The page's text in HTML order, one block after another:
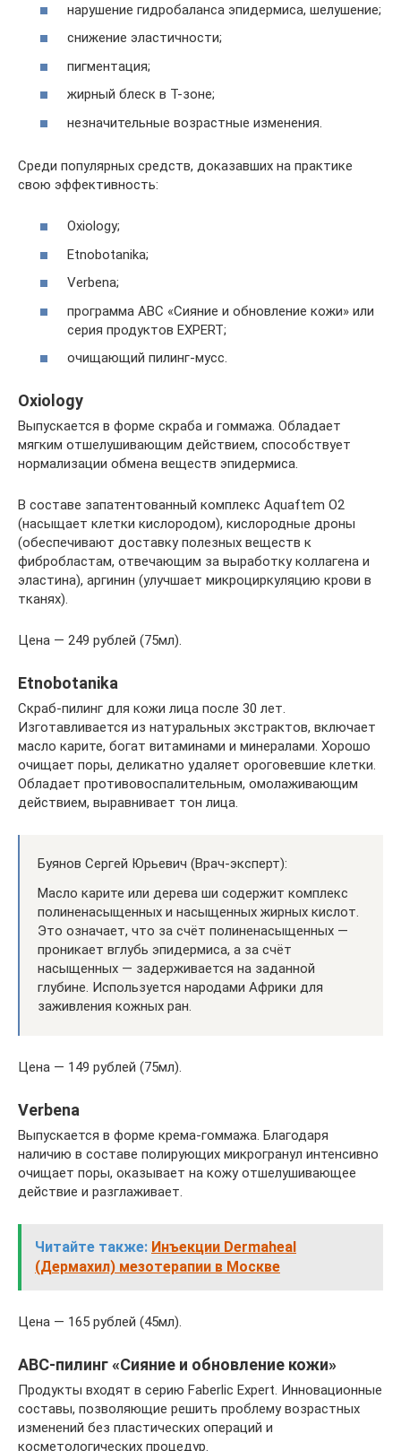
нарушение гидробаланса эпидермиса, шелушение;
снижение эластичности;
пигментация;
жирный блеск в Т-зоне;
незначительные возрастные изменения.
Среди популярных средств, доказавших на практике
свою эффективность:
Oxiology;
Etnobotanika;
Verbena;
программа ABC «Сияние и обновление кожи» или
серия продуктов EXPERT;
очищающий пилинг-мусс.
Oxiology
Выпускается в форме скраба и гоммажа. Обладает
мягким отшелушивающим действием, способствует
нормализации обмена веществ эпидермиса.
В составе запатентованный комплекс Aquaftem O2
(насыщает клетки кислородом), кислородные дроны
(обеспечивают доставку полезных веществ к
фибробластам, отвечающим за выработку коллагена и
эластина), аргинин (улучшает микроциркуляцию крови в
тканях).
Цена — 249 рублей (75мл).
Etnobotanika
Скраб-пилинг для кожи лица после 30 лет.
Изготавливается из натуральных экстрактов, включает
масло карите, богат витаминами и минералами. Хорошо
очищает поры, деликатно удаляет ороговевшие клетки.
Обладает противовоспалительным, омолаживающим
действием, выравнивает тон лица.
Буянов Сергей Юрьевич (Врач-эксперт):
Масло карите или дерева ши содержит комплекс
полиненасыщенных и насыщенных жирных кислот.
Это означает, что за счёт полиненасыщенных —
проникает вглубь эпидермиса, а за счёт
насыщенных — задерживается на заданной
глубине. Используется народами Африки для
заживления кожных ран.
Цена — 149 рублей (75мл).
Verbena
Выпускается в форме крема-гоммажа. Благодаря
наличию в составе полирующих микрогранул интенсивно
очищает поры, оказывает на кожу отшелушивающее
действие и разглаживает.
Читайте также: Инъекции Dermaheal
(Дермахил) мезотерапии в Москве
Цена — 165 рублей (45мл).
ABC-пилинг «Сияние и обновление кожи»
Продукты входят в серию Faberlic Expert. Инновационные
составы, позволяющие решить проблему возрастных
изменений без пластических операций и
косметологических процедур.